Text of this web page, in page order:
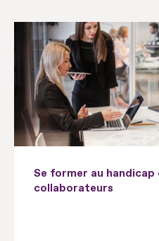
Se former au handicap
collaborateurs